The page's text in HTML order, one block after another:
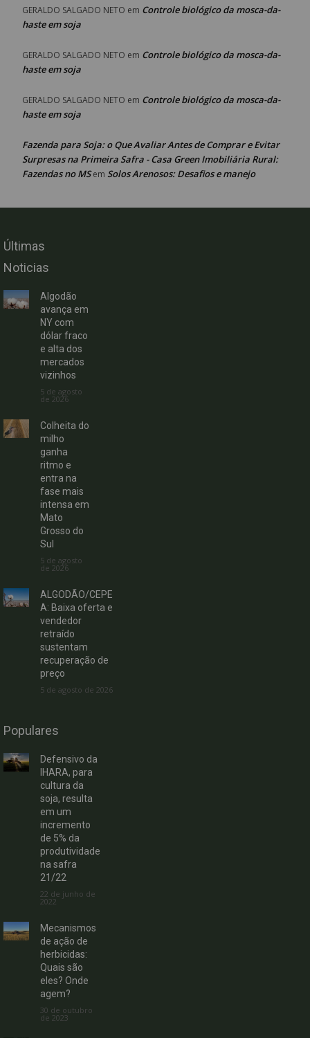
GERALDO SALGADO NETO em Controle biológico da mosca-da-
haste em soja
GERALDO SALGADO NETO em Controle biológico da mosca-da-
haste em soja
GERALDO SALGADO NETO em Controle biológico da mosca-da-
haste em soja
Fazenda para Soja: o Que Avaliar Antes de Comprar e Evitar
Surpresas na Primeira Safra - Casa Green Imobiliária Rural:
Fazendas no MSem Solos Arenosos: Desafios e manejo
Últimas
Noticias
Algodão
avança em
NY com
dólar fraco
e alta dos
mercados
vizinhos
5 de agosto
de 2026
Colheita do
milho
ganha
ritmo e
entra na
fase mais
intensa em
Mato
Grosso do
Sul
5 de agosto
de 2026
ALGODÃO/CEPE
A: Baixa oferta e
vendedor
retraído
sustentam
recuperação de
preço
5 de agosto de 2026
Populares
Defensivo da
IHARA, para
cultura da
soja, resulta
em um
incremento
de 5% da
produtividade
na safra
21/22
22 de junho de
2022
Mecanismos
de ação de
herbicidas:
Quais são
eles? Onde
agem?
30 de outubro
de 2023